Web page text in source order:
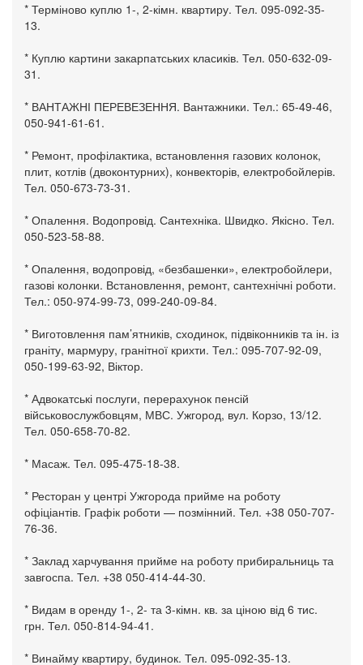
* Терміново куплю 1-, 2-кімн. квартиру. Тел. 095-092-35-
13.
* Куплю картини закарпатських класиків. Тел. 050-632-09-
31.
* ВАНТАЖНІ ПЕРЕВЕЗЕННЯ. Вантажники. Тел.: 65-49-46,
050-941-61-61.
* Ремонт, профілактика, встановлення газових колонок,
плит, котлів (двоконтурних), конвекторів, електробойлерів.
Тел. 050-673-73-31.
* Опалення. Водопровід. Сантехніка. Швидко. Якісно. Тел.
050-523-58-88.
* Опалення, водопровід, «безбашенки», електробойлери,
газові колонки. Встановлення, ремонт, сантехнічні роботи.
Тел.: 050-974-99-73, 099-240-09-84.
* Виготовлення пам’ятників, сходинок, підвіконників та ін. із
граніту, мармуру, гранітної крихти. Тел.: 095-707-92-09,
050-199-63-92, Віктор.
* Адвокатські послуги, перерахунок пенсій
військовослужбовцям, МВС. Ужгород, вул. Корзо, 13/12.
Тел. 050-658-70-82.
* Масаж. Тел. 095-475-18-38.
* Ресторан у центрі Ужгорода прийме на роботу
офіціантів. Графік роботи — позмінний. Тел. +38 050-707-
76-36.
* Заклад харчування прийме на роботу прибиральниць та
завгоспа. Тел. +38 050-414-44-30.
* Видам в оренду 1-, 2- та 3-кімн. кв. за ціною від 6 тис.
грн. Тел. 050-814-94-41.
* Винайму квартиру, будинок. Тел. 095-092-35-13.